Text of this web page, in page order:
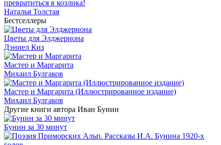
превратиться в козлика!
Наталья Толстая
Бестселлеры
Цветы для Элджернона
Дэниел Киз
Мастер и Маргарита
Михаил Булгаков
Мастер и Маргарита (Иллюстрированное издание)
Михаил Булгаков
Другие книги автора Иван Бунин
Бунин за 30 минут